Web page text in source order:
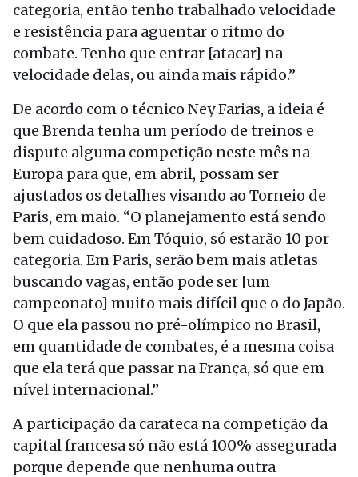
categoria, então tenho trabalhado velocidade
e resistência para aguentar o ritmo do
combate. Tenho que entrar [atacar] na
velocidade delas, ou ainda mais rápido.”
De acordo com o técnico Ney Farias, a ideia é
que Brenda tenha um período de treinos e
dispute alguma competição neste mês na
Europa para que, em abril, possam ser
ajustados os detalhes visando ao Torneio de
Paris, em maio. “O planejamento está sendo
bem cuidadoso. Em Tóquio, só estarão 10 por
categoria. Em Paris, serão bem mais atletas
buscando vagas, então pode ser [um
campeonato] muito mais difícil que o do Japão.
O que ela passou no pré-olímpico no Brasil,
em quantidade de combates, é a mesma coisa
que elaterá que passar na França, só que em
nível internacional.”
A participação da carateca na competição da
capital francesa só não está 100% assegurada
porque depende que nenhuma outra